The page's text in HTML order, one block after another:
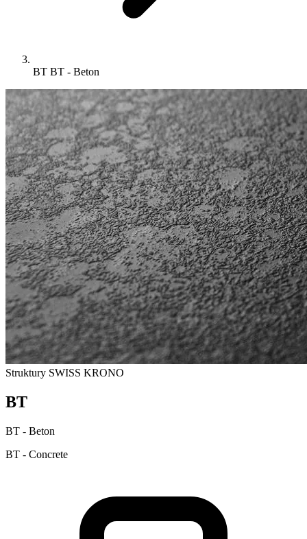
BT BT - Beton
Struktury SWISS KRONO
BT
BT - Beton
BT - Concrete